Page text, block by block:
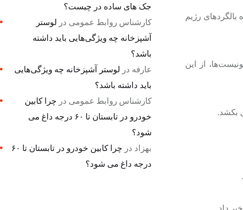
بالگردهای رژیم
از این
جک های ساده در چیست؟
کارشناس روابط عمومی در لوستر
آشپزخانه چه ویژگی‌هایی باید داشته
باشد؟
عارفه در لوستر آشپزخانه چه ویژگی‌هایی
باید داشته باشد؟
کارشناس روابط عمومی در چرا کابین
خودرو در تابستان تا ۶۰ درجه داغ می
شود؟
بهزاد در
چرا کابین خودرو در تابستان تا ۶۰
درجه داغ می شود؟